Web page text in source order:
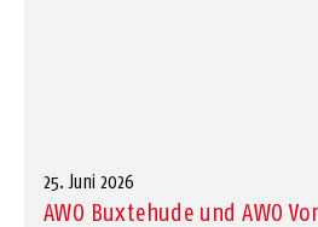
25. Juni 2026
AWO Buxtehude und AWO